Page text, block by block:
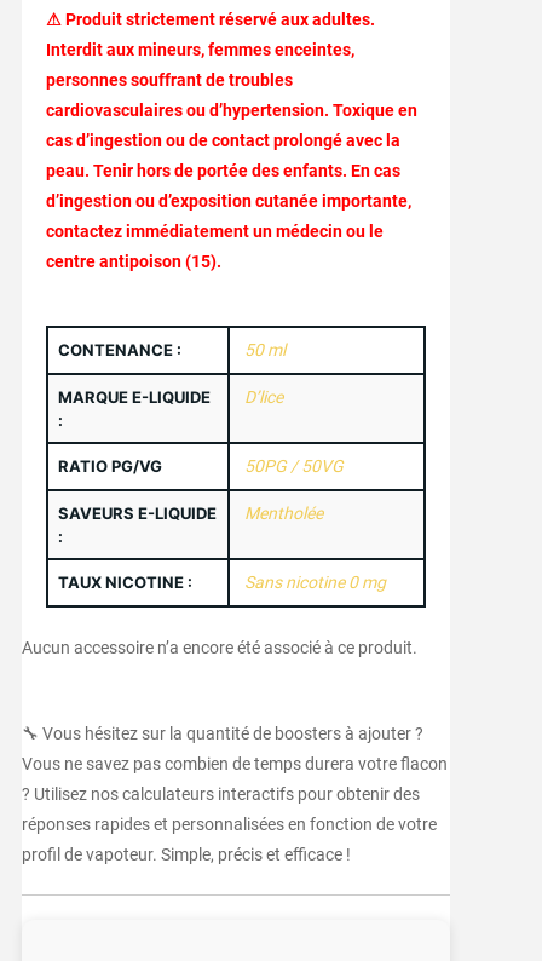
⚠ Produitstrictementréservéauxadultes.
Interditauxmineurs,femmesenceintes,
personnessouffrantdetroubles
cardiovasculairesoud’hypertension. Toxiqueen
casd’ingestionoudecontactprolongéavec la
peau. Tenir horsdeportéedesenfants. Encas
d’ingestionoud’expositioncutanéeimportante,
contactezimmédiatementunmédecinou le
centreantipoison (15).
CONTENANCE : 50 ml
MARQUE E-LIQUIDE
:
D’lice
RATIO PG/VG 50PG / 50VG
SAVEURS E-LIQUIDE
:
Mentholée
TAUX NICOTINE : Sans nicotine 0 mg
Aucun accessoire n’a encore été associé à ce produit.
🔧 Vous hésitez sur la quantité de boosters à ajouter ?
Vous ne savez pas combien de temps durera votre flacon
? Utilisez nos calculateurs interactifs pour obtenir des
réponses rapides et personnalisées en fonction de votre
profil de vapoteur. Simple, précis et efficace !